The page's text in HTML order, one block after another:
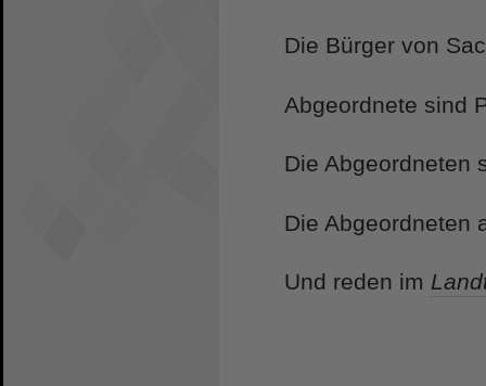
Die Bürger von
Abgeordnete sind
Die Abgeordneten
Die Abgeordneten
Und reden im